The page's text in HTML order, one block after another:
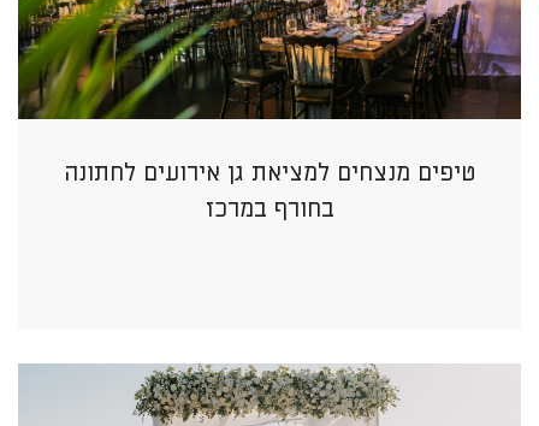
טיפים מנצחים למציאת גן אירועים לחתונה
בחורף במרכז